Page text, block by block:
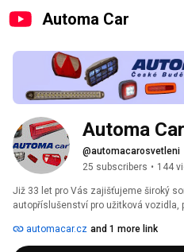
Automa Car
@automacarosvetleni
25 subscribers • 144
Již 33 let pro Vás zajišťujeme široký
autopříslušenství pro užitková vozidla,
automacar.cz and 1 more link